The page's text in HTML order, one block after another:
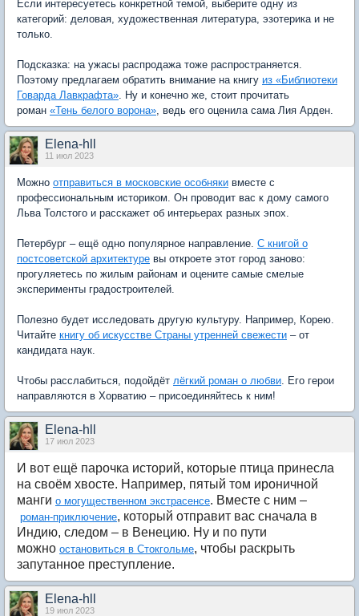
Если интересуетесь конкретной темой, выберите одну из
категорий: деловая, художественная литература, эзотерика и не
только.
Подсказка: на ужасы распродажа тоже распространяется.
Поэтому предлагаем обратить внимание на книгу из «Библиотеки
Говарда Лавкрафта». Ну и конечно же, стоит прочитать
роман «Тень белого ворона», ведь его оценила сама Лия Арден.
Elena-hll
11 июл 2023
Можно отправиться в московские особняки вместе с
профессиональным историком. Он проводит вас к дому самого
Льва Толстого и расскажет об интерьерах разных эпох.
Петербург – ещё одно популярное направление. С книгой о
постсоветской архитектуре вы откроете этот город заново:
прогуляетесь по жилым районам и оцените самые смелые
эксперименты градостроителей.
Полезно будет исследовать другую культуру. Например, Корею.
Читайте книгу об искусстве Страны утренней свежести – от
кандидата наук.
Чтобы расслабиться, подойдёт лёгкий роман о любви. Его герои
направляются в Хорватию – присоединяйтесь к ним!
Elena-hll
17 июл 2023
И вот ещё парочка историй, которые птица принесла
на своём хвосте. Например, пятый том ироничной
манги о могущественном экстрасенсе. Вместе с ним –
роман-приключение, который отправит вас сначала в
Индию, следом – в Венецию. Ну и по пути
можно остановиться в Стокгольме, чтобы раскрыть
запутанное преступление.
Elena-hll
19 июл 2023